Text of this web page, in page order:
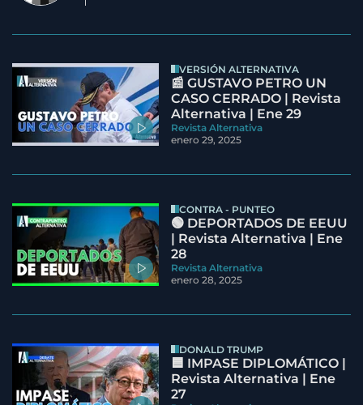
VERSIÓN ALTERNATIVA
📰 GUSTAVO PETRO UN
CASO CERRADO | Revista
Alternativa | Ene 29
Revista Alternativa
enero 29, 2025
CONTRA - PUNTEO
🟢 DEPORTADOS DE EEUU
| Revista Alternativa | Ene
28
Revista Alternativa
enero 28, 2025
DONALD TRUMP
🟦 IMPASE DIPLOMÁTICO |
Revista Alternativa | Ene
27